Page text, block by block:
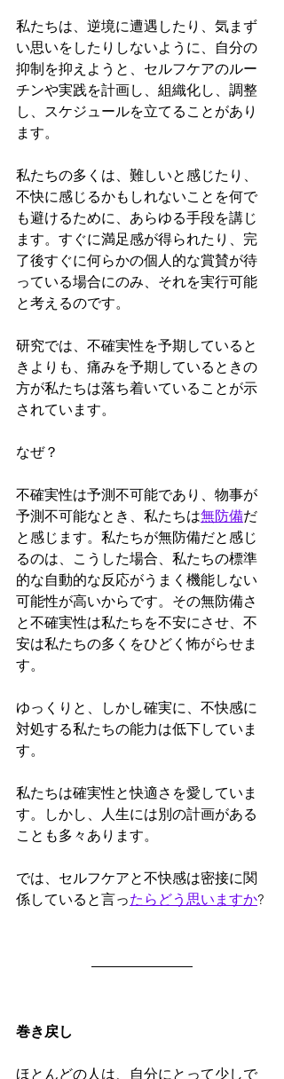
私たちは、逆境に遭遇したり、気まず
い思いをしたりしないように、自分の
抑制を抑えようと、セルフケアのルー
チンや実践を計画し、組織化し、調整
し、スケジュールを立てることがあり
ます。
私たちの多くは、難しいと感じたり、
不快に感じるかもしれないことを何で
も避けるために、あらゆる手段を講じ
ます。すぐに満足感が得られたり、完
了後すぐに何らかの個人的な賞賛が待
っている場合にのみ、それを実行可能
と考えるのです。
研究では、不確実性を予期していると
きよりも、痛みを予期しているときの
方が私たちは落ち着いていることが示
されています。
なぜ？
不確実性は予測不可能であり、物事が
予測不可能なとき、私たちは無防備だ
と感じます。私たちが無防備だと感じ
るのは、こうした場合、私たちの標準
的な自動的な反応がうまく機能しない
可能性が高いからです。その無防備さ
と不確実性は私たちを不安にさせ、不
安は私たちの多くをひどく怖がらせま
す。
ゆっくりと、しかし確実に、不快感に
対処する私たちの能力は低下していま
す。
私たちは確実性と快適さを愛していま
す。しかし、人生には別の計画がある
ことも多々あります。
では、セルフケアと不快感は密接に関
係していると言ったらどう思いますか?
巻き戻し
ほとんどの人は、自分にとって少しで